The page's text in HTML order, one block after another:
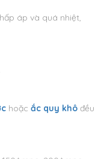
áp và quá nhiệt,
hoặc ắc quy khô đều